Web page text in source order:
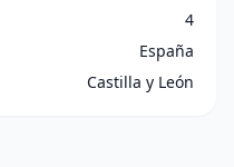
4
España
Castilla y León